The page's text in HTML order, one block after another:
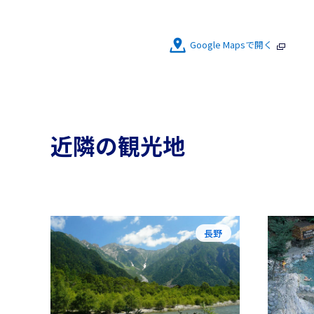
Google Mapsで開く
近隣の観光地
長野